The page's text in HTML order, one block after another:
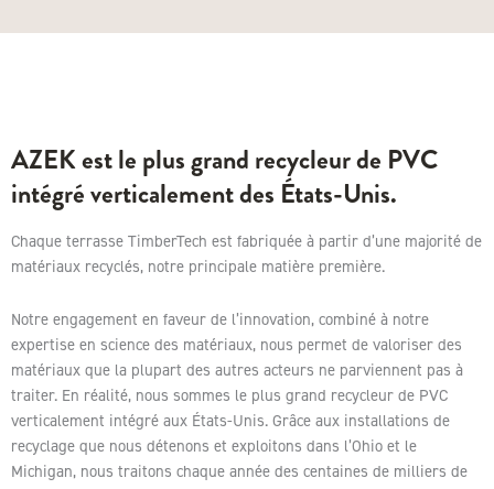
AZEK est le plus grand recycleur de PVC
intégré verticalement des États-Unis.
Chaque terrasse TimberTech est fabriquée à partir d’une majorité de
matériaux recyclés, notre principale matière première.
Notre engagement en faveur de l’innovation, combiné à notre
expertise en science des matériaux, nous permet de valoriser des
matériaux que la plupart des autres acteurs ne parviennent pas à
traiter. En réalité, nous sommes le plus grand recycleur de PVC
verticalement intégré aux États-Unis. Grâce aux installations de
recyclage que nous détenons et exploitons dans l’Ohio et le
Michigan, nous traitons chaque année des centaines de milliers de